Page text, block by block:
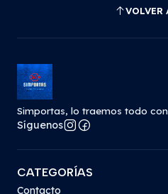
VOLVER
Simportas, lo traemos todo
Síguenos
CATEGORÍAS
Contacto